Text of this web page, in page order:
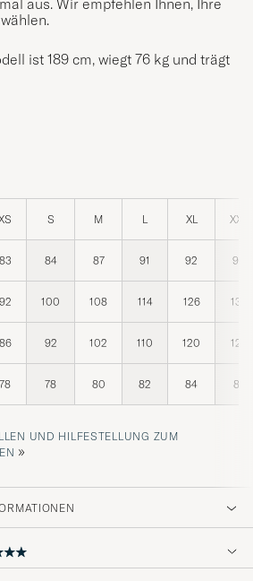
aus. Wir empfehlen Ihnen, Ihre
ist 189 cm, wiegt 76 kg und trägt
S M L XL XXL
83 84 87 91 92 95
92 100 108 114 126 132
86 92 102 110 120 128
78 78 80 82 84 87
UND HILFESTELLUNG ZUM R
»